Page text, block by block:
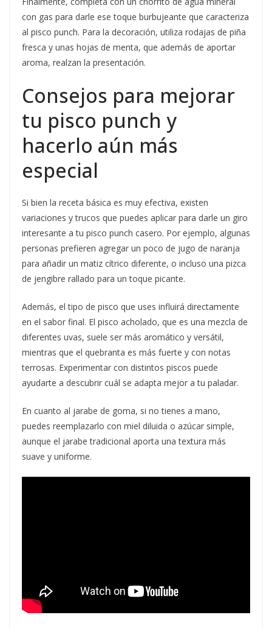
con gas para darle ese toque burbujeante que caracteriza
al pisco punch. Para la decoración, utiliza rodajas de piña
fresca y unas hojas de menta, que además de aportar
aroma, realzan la presentación.
Consejos para mejorar
tu pisco punch y
hacerlo aún más
especial
Si bien la receta básica es muy efectiva, existen
variaciones y trucos que puedes aplicar para darle un giro
interesante a tu pisco punch casero. Por ejemplo, algunas
personas prefieren agregar un poco de jugo de naranja
para añadir un matiz cítrico diferente, o incluso una pizca
de jengibre rallado para un toque picante.
Además, el tipo de pisco que uses influirá directamente
en el sabor final. El pisco acholado, que es una mezcla de
diferentes uvas, suele ser más aromático y versátil,
mientras que el quebranta es más fuerte y con notas
terrosas. Experimentar con distintos piscos puede
ayudarte a descubrir cuál se adapta mejor a tu paladar.
En cuanto al jarabe de goma, si no tienes a mano,
puedes reemplazarlo con miel diluida o azúcar simple,
aunque el jarabe tradicional aporta una textura más
suave y uniforme.